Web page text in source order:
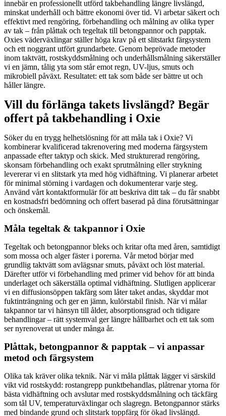
innebär en professionellt utförd takbehandling längre livslängd,
minskat underhåll och bättre ekonomi över tid. Vi arbetar säkert och
effektivt med rengöring, förbehandling och målning av olika typer
av tak – från plåttak och tegeltak till betongpannor och papptak.
Oxies väderväxlingar ställer höga krav på ett slitstarkt färgsystem
och ett noggrant utfört grundarbete. Genom beprövade metoder
inom taktvätt, rostskyddsmålning och underhållsmålning säkerställer
vi en jämn, tålig yta som står emot regn, UV-ljus, smuts och
mikrobiell påväxt. Resultatet: ett tak som både ser bättre ut och
håller längre.
Vill du förlänga takets livslängd? Begär
offert på takbehandling i Oxie
Söker du en trygg helhetslösning för att måla tak i Oxie? Vi
kombinerar kvalificerad takrenovering med moderna färgsystem
anpassade efter taktyp och skick. Med strukturerad rengöring,
skonsam förbehandling och exakt sprutmålning eller strykning
levererar vi en slitstark yta med hög vidhäftning. Vi planerar arbetet
för minimal störning i vardagen och dokumenterar varje steg.
Använd vårt kontaktformulär för att beskriva ditt tak – du får snabbt
en kostnadsfri bedömning och offert baserad på dina förutsättningar
och önskemål.
Måla tegeltak & takpannor i Oxie
Tegeltak och betongpannor bleks och kritar ofta med åren, samtidigt
som mossa och alger fäster i porerna. Vår metod börjar med
grundlig taktvätt som avlägsnar smuts, påväxt och löst material.
Därefter utför vi förbehandling med primer vid behov för att binda
underlaget och säkerställa optimal vidhäftning. Slutligen applicerar
vi en diffusionsöppen takfärg som låter taket andas, skyddar mot
fuktinträngning och ger en jämn, kulörstabil finish. När vi målar
takpannor tar vi hänsyn till ålder, absorptionsgrad och tidigare
behandlingar – rätt systemval ger längre hållbarhet och ett tak som
ser nyrenoverat ut under många år.
Plåttak, betongpannor & papptak – vi anpassar
metod och färgsystem
Olika tak kräver olika teknik. När vi måla plåttak lägger vi särskild
vikt vid rostskydd: rostangrepp punktbehandlas, plåtrenar ytorna för
bästa vidhäftning och avslutar med rostskyddsmålning och täckfärg
som tål UV, temperaturväxlingar och slagregn. Betongpannor stärks
med bindande grund och slitstark toppfärg för ökad livslängd.